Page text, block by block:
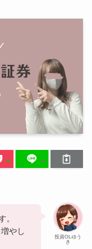
投資OLゆう
き
。
やし